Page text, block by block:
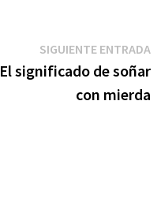
SIGUIENTE ENTRADA
El significado de soñar
con mierda